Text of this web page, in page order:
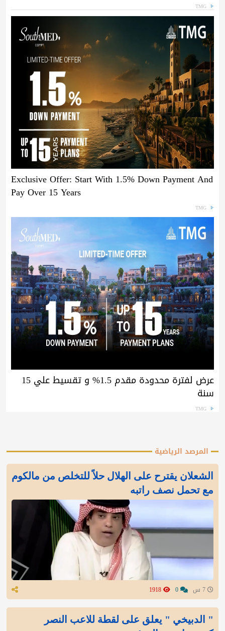
TMG
Exclusive Offer: Start With 1.5% Down Payment And
Pay Over 15 Years
TMG
عرض لفترة محدودة مقدم 1.5% و تقسيط علي 15
سنة
TMG
المرصد الرياضية
الشعلان يقترح على الهلال حلاً للتخلص من مالكوم
مع تحمل نصف راتبه
" الدبيخي " يعلق على لقطة للاعب النصر